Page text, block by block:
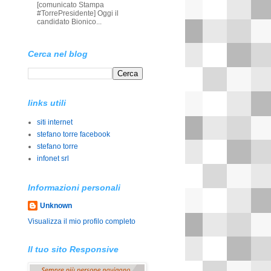
[comunicato Stampa
#TorrePresidente] Oggi il
candidato Bionico...
Cerca nel blog
links utili
siti internet
stefano torre facebook
stefano torre
infonet srl
Informazioni personali
Unknown
Visualizza il mio profilo completo
Il tuo sito Responsive